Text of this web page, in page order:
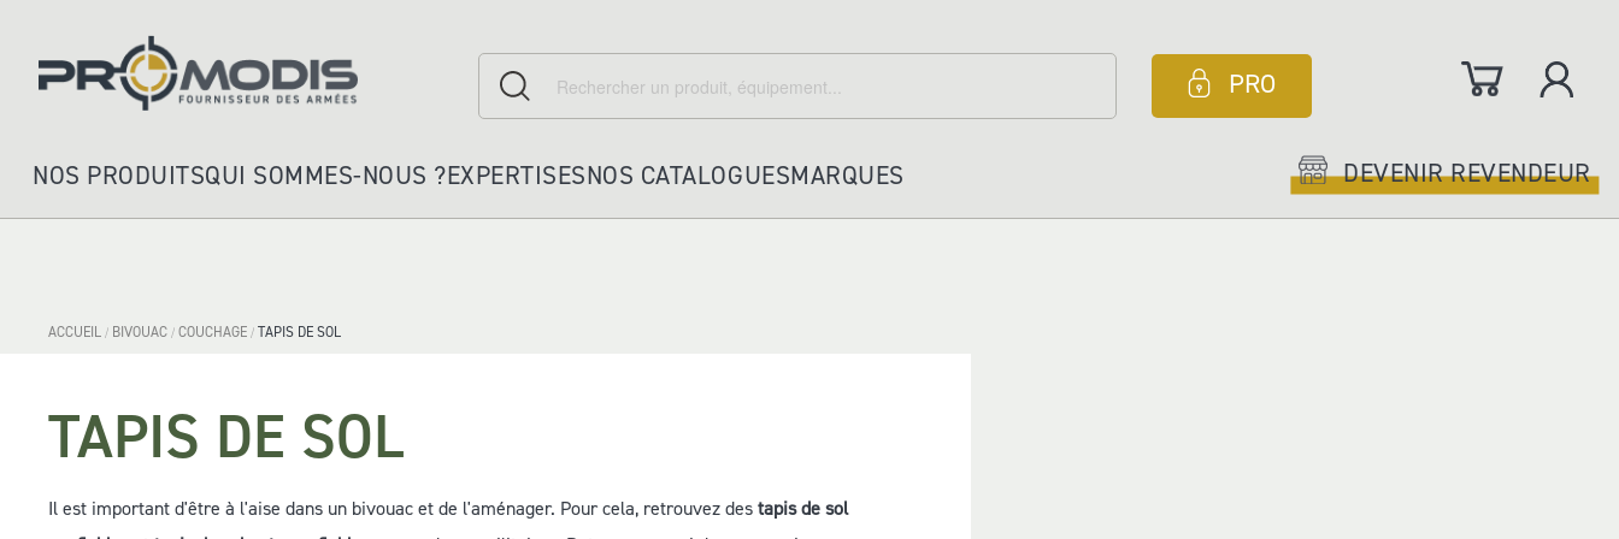
Rechercher
Rechercher PRO Mon panier
NOS PRODUITS
POCHETTES IDENTITE
EQUIPEMENTS
TRADITION
HABILLEMENT
DROGUERIE
QUI SOMMES-NOUS ?EXPERTISES
OUTDOOR
NOS CATALOGUESMARQUES
BOUSSEMART
DEVENIR REVENDEUR
ACCUEIL BIVOUAC COUCHAGE TAPIS DE SOL
TAPIS DE SOL
Il est important d'être à l'aise dans un bivouac et de l'aménager. Pour cela, retrouvez destapis de sol